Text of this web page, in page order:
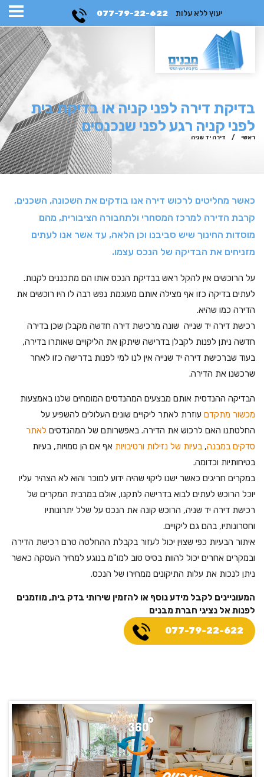
יעוץ ללא עלות 077-79-22-622
בדיקת דירה לפני קניה או בדיקת בית
לפני קניה רגע לפני שנכנסים
ראשי / דירה יד שניה
כאשר מחליטים לרכוש דירה אנו בודקים את השכונה, השכנים,
קרבת הדירה למרכז המסחרי ולתחבורה הציבורית, מהם
מוסדות החינוך שיש סביבנו וכן הלאה, עד אשר אנו לעתים
מזניחים את הבדיקה של הנכס עצמו.
על הרוכשים אין להקל ראש בבדיקת הנכס אותו הם מתכננים לקנות.
לעתים בדיקה כזו אף מצילה אותם מעוגמת נפש רבה לו היו רוכשים את
הדירה כמו שהיא.
רכישת דירה יד שנייה שונה מרכישת דירה חדשה מקבלן שכן בדירה
חדשה ניתן לפנות לקבלן בדרישה שיתקן את הליקויים שאותרו בדירה,
בעוד שברכישת דירה יד שנייה אין לנו למי לפנות בדרישה כזו לאחר
שרכשנו את הדירה.
הבדיקה ההנדסית אותם מבצעים המהנדסים המומחים שלנו באמצעות
מכשור מתקדם עוזרת לאתר ליקויים שונים העלולים להשפיע על
החלטתנו האם לרכוש את הדירה. באפשרותם של המהנדסים לאתר
סדקים במבנה, בעיות של נזילות ורטיבויות אף אם הן סמויות, בעיות
בטיחותיות וכדומה.
במקרים חריגים כאשר ישנו ליקוי שהיה ידוע למוכר והוא לא הצהיר עליו
יוכל הרוכש לעתים לבוא בדרישה לתקנו, אולם במרבית המקרים של
רכישת דירה יד שניה, הרוכש קונה את הנכס על שלל יתרונותיו
וחסרונותיו, בהם גם ליקויים.
איתור הבעיות כפי שצוין יכול לעזור בקבלת ההחלטה טרם רכישת הדירה
ובמקרים אחרים יכול להוות בסיס טוב למו"מ בנוגע למחיר העסקה כאשר
ניתן לנכות את עלות התיקונים ממחירו של הנכס.
המעוניינים לקבל מידע נוסף או להזמין שירותי בדק בית, מוזמנים
לפנות אל נציגי חברת מבנים
077-79-22-622